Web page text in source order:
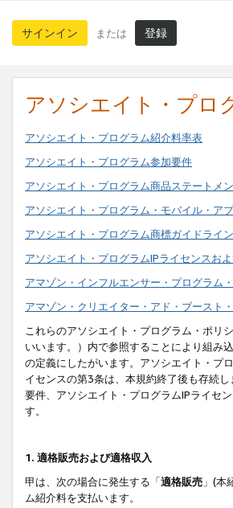
サインイン または 登録
アソシエイト・プロ
アソシエイト・プログラム紹介料率表
アソシエイト・プログラム参加要件
アソシエイト・プログラム商品ステートメ
アソシエイト・プログラム・モバイル・ア
アソシエイト・プログラム商標ガイドライン
アソシエイト・プログラムIPライセンスお
アマゾン・インフルエンサー・プログラム
アマゾン・クリエイター・アド・ブースト
これらのアソシエイト・プログラム・ポリ
いいます。）内で参照することにより組み
の定義にしたがいます。アソシエイト・プ
イセンスの第3条は、本規約終了後も存続
要件、アソシエイト・プログラムIPライセ
す。
1. 適格販売および適格収入
甲は、次の場合に発生する「適格販売 」(本
ム紹介料を支払います。